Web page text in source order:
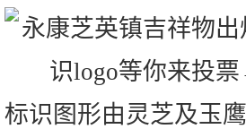
标识图形由灵芝及玉